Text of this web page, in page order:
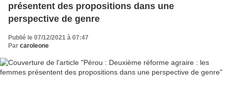
présentent des propositions dans une
perspective de genre
Publié le 07/12/2021 à 07:47
Par caroleone